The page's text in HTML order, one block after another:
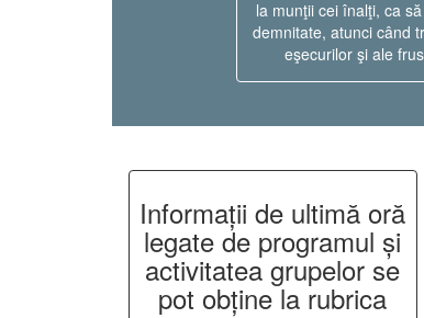
la munţii cei înalţi, ca
demnitate, atunci când
eşecurilor şi ale
Informații de ultimă oră
legate de programul și
activitatea grupelor se
pot obține la rubrica